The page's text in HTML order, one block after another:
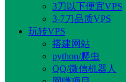
3刀以下便宜VPS
3-7刀品质VPS
玩转VPS
搭建网站
python/爬虫
QQ/微信机器人